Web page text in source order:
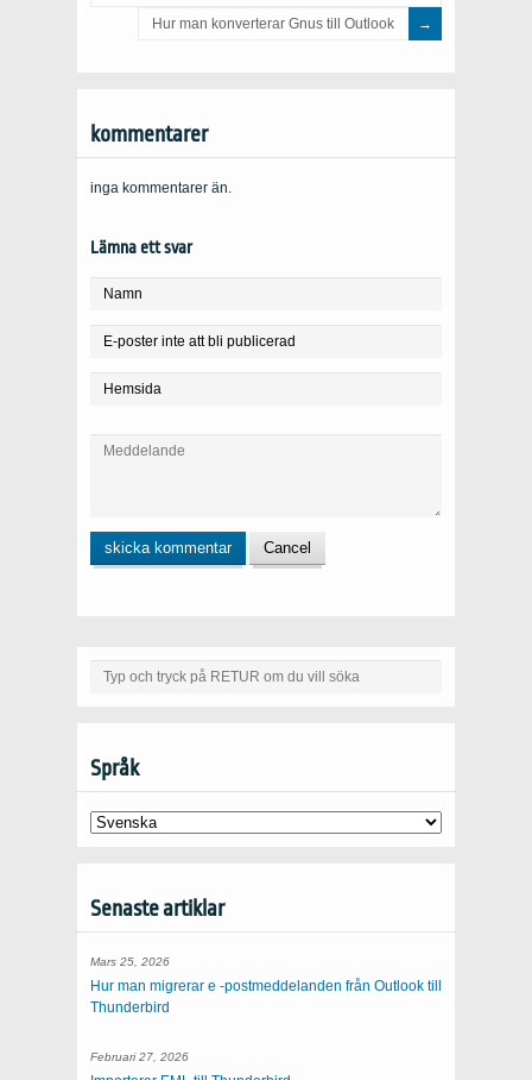
Hur man konverterar Gnus till Outlook
kommentarer
inga kommentarer än.
Lämna ett svar
Språk
Senaste artiklar
Mars 25, 2026
Hur man migrerar e -postmeddelanden från Outlook till
Thunderbird
Februari 27, 2026